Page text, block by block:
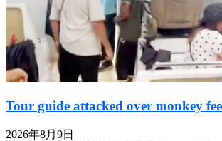
Tour guide attacked over monkey
2026年8月9日